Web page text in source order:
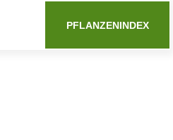
PFLANZENINDEX